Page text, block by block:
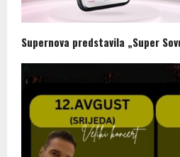
Supernova predstavila „Super